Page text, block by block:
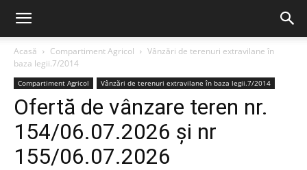
Acasă Compartiment Agricol
Vânzări de terenuri extravilane în
baza legii.7/2014
Compartiment Agricol Vânzări de terenuri extravilane în baza legii.7/2014
Ofertă de vânzare teren nr.
154/06.07.2026 și nr
155/06.07.2026